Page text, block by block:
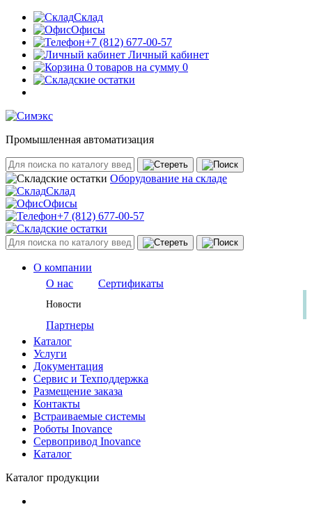
Склад
Офисы
+7 (812) 677-00-57
Личный кабинет
0 товаров на сумму 0
Промышленная автоматизация
Оборудование на складе
Склад
Офисы
+7 (812) 677-00-57
О компании
О нас
Сертификаты
Новости
Партнеры
Каталог
Услуги
Документация
Сервис и Техподдержка
Размещение заказа
Контакты
Встраиваемые системы
Роботы Inovance
Сервопривод Inovance
Каталог
Каталог продукции